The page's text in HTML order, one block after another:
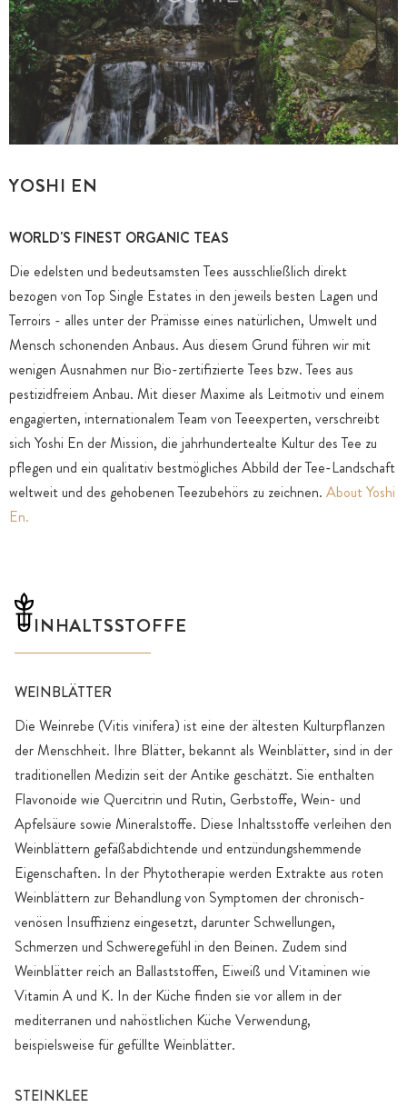
YOSHI EN
WORLD'S FINEST ORGANIC TEAS
Die edelsten und bedeutsamsten Tees ausschließlich direkt
bezogen von Top Single Estates in den jeweils besten Lagen und
Terroirs - alles unter der Prämisse eines natürlichen, Umwelt und
Mensch schonenden Anbaus. Aus diesem Grund führen wir mit
wenigen Ausnahmen nur Bio-zertifizierte Tees bzw. Tees aus
pestizidfreiem Anbau. Mit dieser Maxime als Leitmotiv und einem
engagierten, internationalem Team von Teeexperten, verschreibt
sich Yoshi En der Mission, die jahrhundertealte Kultur des Tee zu
pflegen und ein qualitativ bestmögliches Abbild der Tee-Landschaft
weltweit und des gehobenen Teezubehörs zu zeichnen. About Yoshi
En.
INHALTSSTOFFE
WEINBLÄTTER
Die Weinrebe (Vitis vinifera) ist eine der ältesten Kulturpflanzen
der Menschheit. Ihre Blätter, bekannt als Weinblätter, sind in der
traditionellen Medizin seit der Antike geschätzt. Sie enthalten
Flavonoide wie Quercitrin und Rutin, Gerbstoffe, Wein- und
Apfelsäure sowie Mineralstoffe. Diese Inhaltsstoffe verleihen den
Weinblättern gefäßabdichtende und entzündungshemmende
Eigenschaften. In der Phytotherapie werden Extrakte aus roten
Weinblättern zur Behandlung von Symptomen der chronisch-
venösen Insuffizienz eingesetzt, darunter Schwellungen,
Schmerzen und Schweregefühl in den Beinen. Zudem sind
Weinblätter reich an Ballaststoffen, Eiweiß und Vitaminen wie
Vitamin A und K. In der Küche finden sie vor allem in der
mediterranen und nahöstlichen Küche Verwendung,
beispielsweise für gefüllte Weinblätter.
STEINKLEE